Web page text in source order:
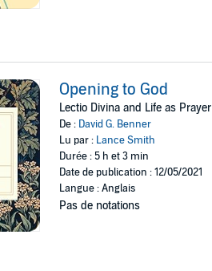
Opening to God
Lectio Divina and Life as Prayer
De : David G. Benner
Lu par : Lance Smith
Durée : 5 h et 3 min
Date de publication : 12/05/2021
Langue : Anglais
Pas de notations